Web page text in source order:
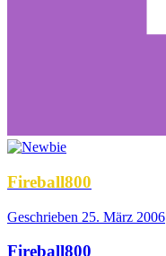
Fireball800
Geschrieben 25. März 2006
Fireball800